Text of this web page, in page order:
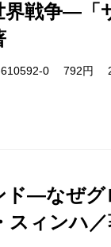
界戦争―「
0 792円
ド―なぜグ
スィンハ